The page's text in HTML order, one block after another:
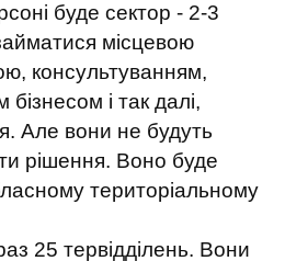
буде сектор - 2-3
місцевою
консультуванням,
і так далі,
Але вони не будуть
рішення. Воно буде
територіальному
25 тервідділень. Вони